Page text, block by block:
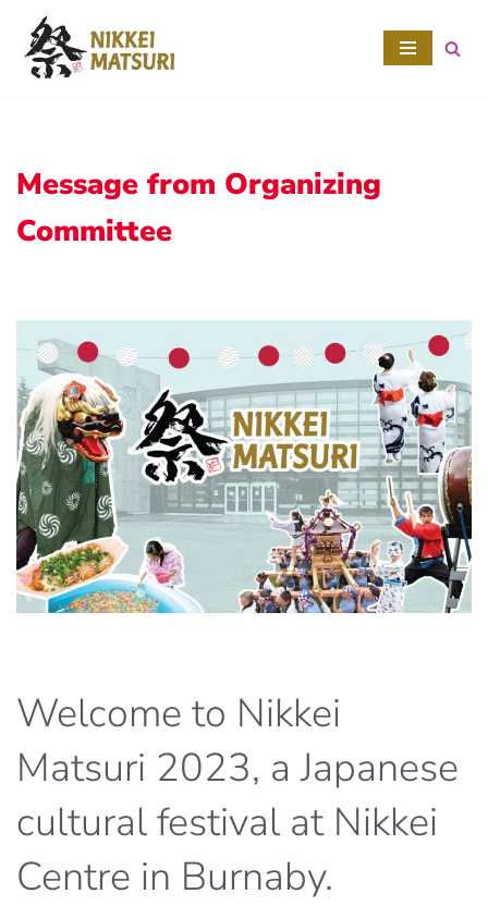
Skip
Message from Organizing
Committee
Welcome to Nikkei
Matsuri 2023, a Japanese
cultural festival at Nikkei
Centre in Burnaby.